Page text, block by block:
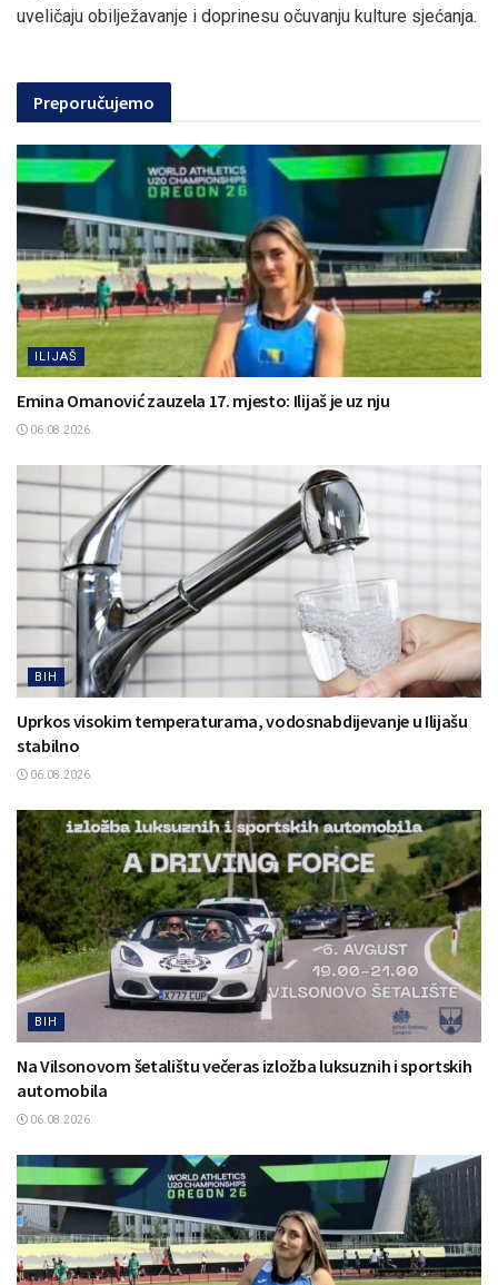
uveličaju obilježavanje i doprinesu očuvanju kulture sjećanja.
Preporučujemo
ILIJAŠ
Emina Omanović zauzela 17. mjesto: Ilijaš je uz nju
06.08.2026.
BIH
Uprkos visokim temperaturama, vodosnabdijevanje u Ilijašu
stabilno
06.08.2026.
BIH
Na Vilsonovom šetalištu večeras izložba luksuznih i sportskih
automobila
06.08.2026.